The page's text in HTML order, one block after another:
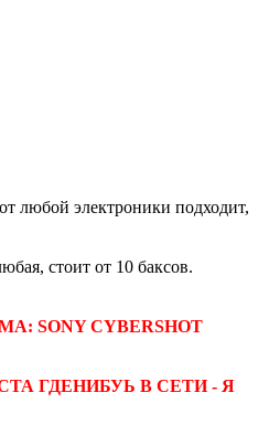
любой электроники подходит,
стоит от 10 баксов.
SONY CYBERSHOT
ГДЕНИБУЬ В СЕТИ - Я